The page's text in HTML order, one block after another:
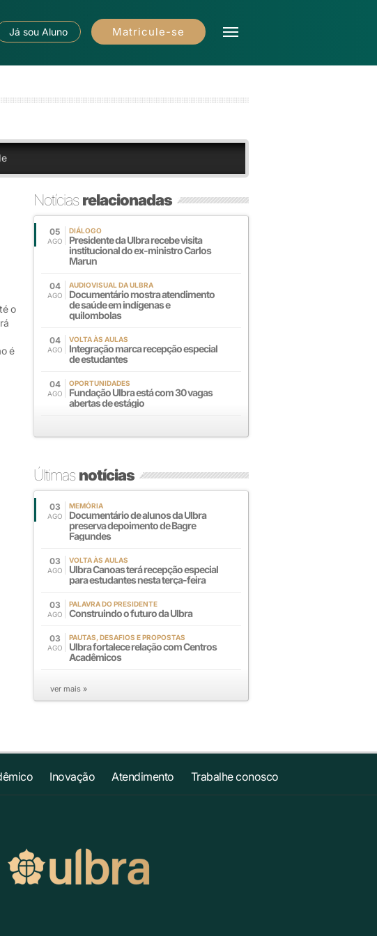
Já sou Aluno Matricule-se
o
é
Notíciasrelacionadas
05
AGO
DIÁLOGO
Presidente da Ulbra recebe visita
institucional do ex-ministro Carlos
Marun
04
AGO
AUDIOVISUAL DA ULBRA
Documentário mostra atendimento
de saúde em indígenas e
quilombolas
04
AGO
VOLTA ÀS AULAS
Integração marca recepção especial
de estudantes
04
AGO
OPORTUNIDADES
Fundação Ulbra está com 30 vagas
abertas de estágio
Últimasnotícias
03
AGO
MEMÓRIA
Documentário de alunos da Ulbra
preserva depoimento de Bagre
Fagundes
03
AGO
VOLTA ÀS AULAS
Ulbra Canoas terá recepção especial
para estudantes nesta terça-feira
03
AGO
PALAVRA DO PRESIDENTE
Construindo o futuro da Ulbra
03
AGO
PAUTAS, DESAFIOS E PROPOSTAS
Ulbra fortalece relação com Centros
Acadêmicos
ver mais »
Inovação Atendimento Trabalhe conosco